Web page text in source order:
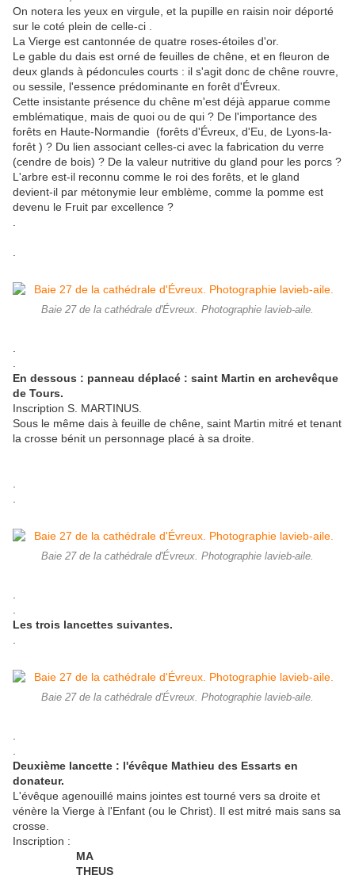
On notera les yeux en virgule, et la pupille en raisin noir déporté
sur le coté plein de celle-ci .
La Vierge est cantonnée de quatre roses-étoiles d'or.
Le gable du dais est orné de feuilles de chêne, et en fleuron de
deux glands à pédoncules courts : il s'agit donc de chêne rouvre,
ou sessile, l'essence prédominante en forêt d'Évreux.
Cette insistante présence du chêne m'est déjà apparue comme
emblématique, mais de quoi ou de qui ? De l'importance des
forêts en Haute-Normandie (forêts d'Évreux, d'Eu, de Lyons-la-
forêt ) ? Du lien associant celles-ci avec la fabrication du verre
(cendre de bois) ? De la valeur nutritive du gland pour les porcs ?
L'arbre est-il reconnu comme le roi des forêts, et le gland
devient-il par métonymie leur emblème, comme la pomme est
devenu le Fruit par excellence ?
Baie 27 de la cathédrale d'Évreux. Photographie lavieb-aile.
En dessous : panneau déplacé : saint Martin en archevêque
de Tours.
Inscription S. MARTINUS.
Sous le même dais à feuille de chêne, saint Martin mitré et tenant
la crosse bénit un personnage placé à sa droite.
Baie 27 de la cathédrale d'Évreux. Photographie lavieb-aile.
Les trois lancettes suivantes.
Baie 27 de la cathédrale d'Évreux. Photographie lavieb-aile.
Deuxième lancette : l'évêque Mathieu des Essarts en
donateur.
L'évêque agenouillé mains jointes est tourné vers sa droite et
vénère la Vierge à l'Enfant (ou le Christ). Il est mitré mais sans sa
crosse.
Inscription :
MA
THEUS